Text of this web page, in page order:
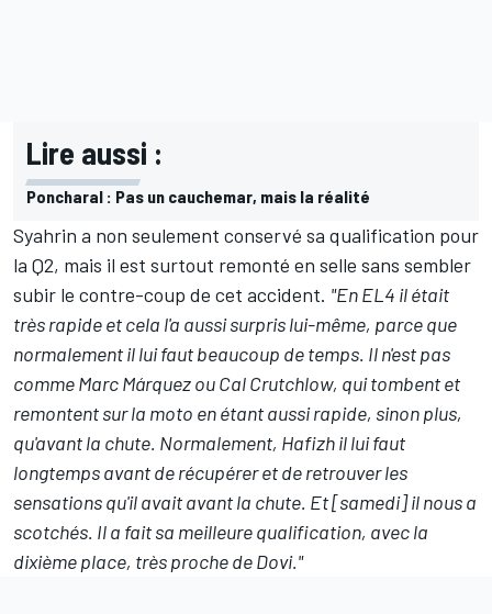
Lire aussi :
Poncharal : Pas un cauchemar, mais la réalité
Syahrin a non seulement conservé sa qualification pour
la Q2, mais il est surtout remonté en selle sans sembler
subir le contre-coup de cet accident. "En EL4 il était
très rapide et cela l'a aussi surpris lui-même, parce que
normalement il lui faut beaucoup de temps. Il n'est pas
comme Marc Márquez ou Cal Crutchlow, qui tombent et
remontent sur la moto en étant aussi rapide, sinon plus,
qu'avant la chute. Normalement, Hafizh il lui faut
longtemps avant de récupérer et de retrouver les
sensations qu'il avait avant la chute. Et [samedi] il nous a
scotchés. Il a fait sa meilleure qualification, avec la
dixième place, très proche de Dovi."